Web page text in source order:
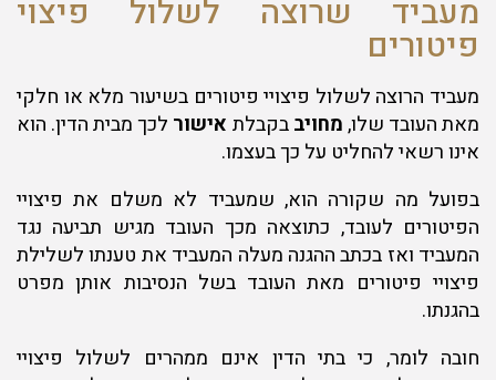
מעביד שרוצה לשלול פיצוי
פיטורים
מעביד הרוצה לשלול פיצויי פיטורים בשיעור מלא או חלקי
מאת העובד שלו,מחויבבקבלת אישור לכך מבית הדין. הוא
אינו רשאי להחליט על כך בעצמו.
בפועל מה שקורה הוא, שמעביד לא משלם את פיצויי
הפיטורים לעובד, כתוצאה מכך העובד מגיש תביעה נגד
המעביד ואז בכתב ההגנה מעלה המעביד את טענתו לשלילת
פיצויי פיטורים מאת העובד בשל הנסיבות אותן מפרט
בהגנתו.
חובה לומר, כי בתי הדין אינם ממהרים לשלול פיצויי